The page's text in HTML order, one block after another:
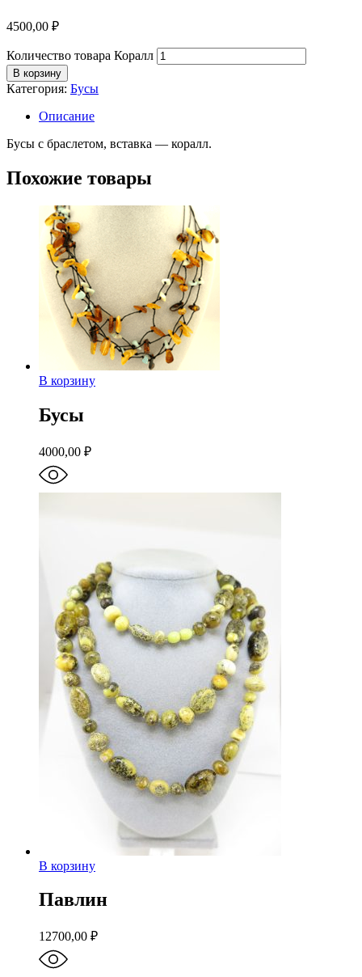
4500,00 ₽
Количество товара Коралл
В корзину
Категория: Бусы
Описание
Бусы с браслетом, вставка — коралл.
Похожие товары
В корзину
Бусы
4000,00 ₽
В корзину
Павлин
12700,00 ₽